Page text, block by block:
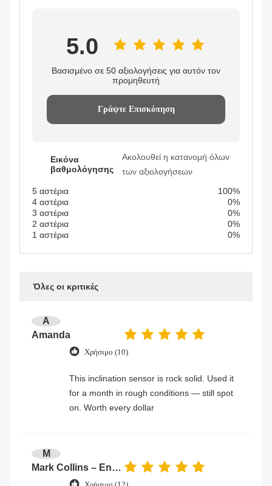
5.0
Βασισμένο σε 50 αξιολογήσεις για αυτόν τον
προμηθευτή
Γράψτε Επισκόπηση
Εικόνα
βαθμολόγησης
Ακολουθεί η κατανομή όλων
των αξιολογήσεων
5 αστέρια
100%
4 αστέρια
0%
3 αστέρια
0%
2 αστέρια
0%
1 αστέρια
0%
Όλες οι κριτικές
A
Amanda
Χρήσιμο (10)
This inclination sensor is rock solid. Used it
for a month in rough conditions — still spot
on. Worth every dollar
M
Mark Collins – Engineer